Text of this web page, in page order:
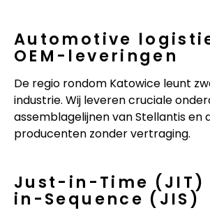
Automotive
OEM-leveringen
De regio rondom Katowice leunt
industrie. Wij leveren cruciale
assemblagelijnen van Stellantis en
producenten zonder vertraging.
Just-in-Time (JIT)
in-Sequence (JIS)